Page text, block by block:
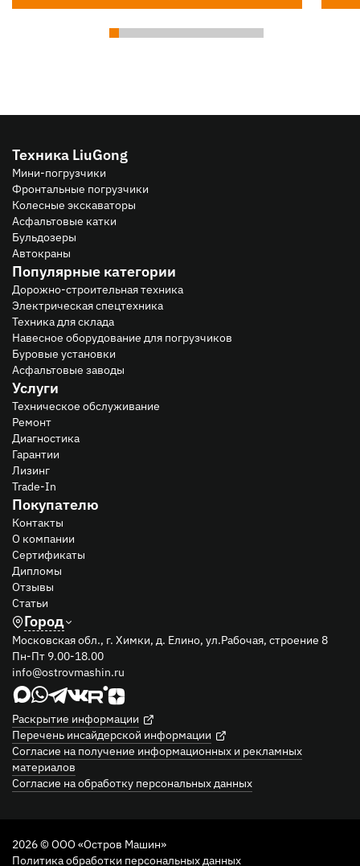
Техника LiuGong
Мини-погрузчики
Фронтальные погрузчики
Колесные экскаваторы
Асфальтовые катки
Бульдозеры
Автокраны
Популярные категории
Дорожно-строительная техника
Электрическая спецтехника
Техника для склада
Навесное оборудование для погрузчиков
Буровые установки
Асфальтовые заводы
Услуги
Техническое обслуживание
Ремонт
Диагностика
Гарантии
Лизинг
Trade-In
Покупателю
Контакты
О компании
Сертификаты
Дипломы
Отзывы
Статьи
Город
Московская обл., г. Химки, д. Елино, ул.Рабочая, строение 8
Пн-Пт 9.00-18.00
info@ostrovmashin.ru
Раскрытие информации
Перечень инсайдерской информации
Согласие на получение информационных и рекламных
материалов
Согласие на обработку персональных данных
2026 © ООО «Остров Машин»
Политика обработки персональных данных